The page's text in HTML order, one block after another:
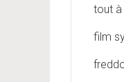
tout à
film